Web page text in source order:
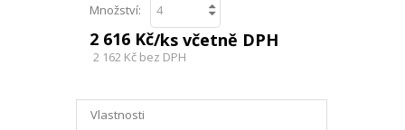
Množství:
2 616 Kč/ks včetně DPH
2 162 Kč bez DPH
Vlastnosti